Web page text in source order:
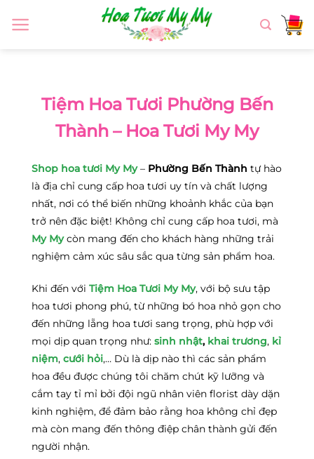
đến
Tiệm Hoa Tươi Phường Bến
Thành – Hoa Tươi My My
Shop hoa tươi My My– Phường Bến Thành tự hào
là địa chỉ cung cấp hoa tươi uy tín và chất lượng
nhất, nơi có thể biến những khoảnh khắc của bạn
trở nên đặc biệt! Không chỉ cung cấp hoa tươi, mà
My Mycòn mang đến cho khách hàng những trải
nghiệm cảm xúc sâu sắc qua từng sản phẩm hoa.
Khi đến với Tiệm Hoa Tươi My My, với bộ sưu tập
hoa tươi phong phú, từ những bó hoa nhỏ gọn cho
đến những lẵng hoa tươi sang trọng, phù hợp với
mọi dịp quan trọng như: sinh nhật, khai trương, kỉ
niệm, cưới hỏi,… Dù là dịp nào thì các sản phẩm
hoa đều được chúng tôi chăm chút kỹ lưỡng và
cắm tay tỉ mỉ bởi đội ngũ nhân viên florist dày dặn
kinh nghiệm, để đảm bảo rằng hoa không chỉ đẹp
mà còn mang đến thông điệp chân thành gửi đến
người nhận.